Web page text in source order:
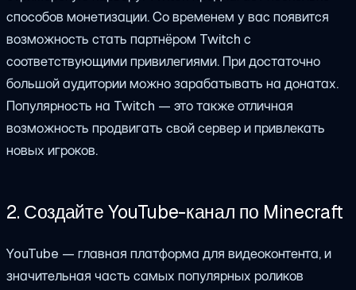
способов монетизации. Со временем у вас появится
возможность стать партнёром Twitch с
соответствующими привилегиями. При достаточно
большой аудитории можно зарабатывать на донатах.
Популярность на Twitch — это также отличная
возможность продвигать свой сервер и привлекать
новых игроков.
2. Создайте YouTube-канал по Minecraft
YouTube — главная платформа для видеоконтента, и
значительная часть самых популярных роликов